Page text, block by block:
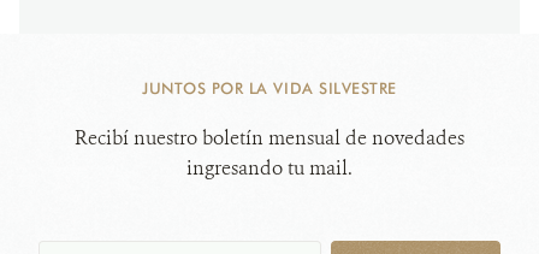
JUNTOS POR LA VIDA SILVESTRE
Recibí nuestro boletín mensual de novedades
ingresando tu mail.